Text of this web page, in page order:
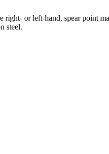
or left-hand, spear point
steel.